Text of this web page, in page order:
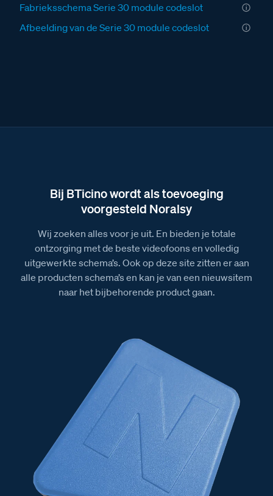
Fabrieksschema Serie 30 module codeslot
Afbeelding van de Serie 30 module codeslot
Bij BTicino wordt als toevoeging
voorgesteld Noralsy
Wij zoeken alles voor je uit. En bieden je totale
ontzorging met de beste videofoons en volledig
uitgewerkte schema’s. Ook op deze site zitten er aan
alle producten schema’s en kan je van een nieuwsitem
naar het bijbehorende product gaan.